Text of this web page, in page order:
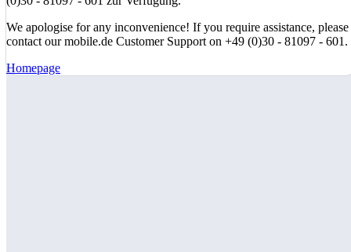
We apologise for any inconvenience! If you require assistance, please
contact our mobile.de Customer Support on +49 (0)30 - 81097 - 601.
Homepage